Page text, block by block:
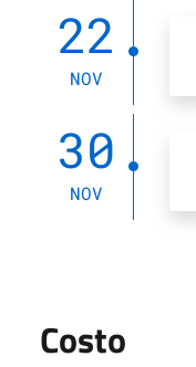
22
NOV
30
NOV
Costo